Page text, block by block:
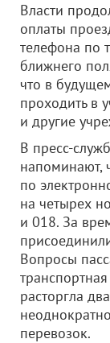
Власти
оплаты
телефона по
ближнего
что в
проходить в
и другие
В пресс-
напоминают,
по
на четырех
и 018. За
Вопросы
расторгла